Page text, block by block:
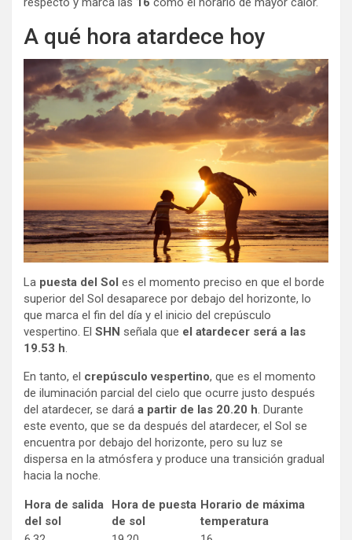
A qué hora atardece hoy
La puesta del Sol es el momento preciso en que el borde
superior del Sol desaparece por debajo del horizonte, lo
que marca el fin del día y el inicio del crepúsculo
vespertino. El SHN señala que el atardecer será a las
19.53 h.
En tanto, el crepúsculo vespertino, que es el momento
de iluminación parcial del cielo que ocurre justo después
del atardecer, se dará a partir de las 20.20 h. Durante
este evento, que se da después del atardecer, el Sol se
encuentra por debajo del horizonte, pero su luz se
dispersa en la atmósfera y produce una transición gradual
hacia la noche.
Hora de salida
del sol
Hora de puesta
de sol
Horario de máxima
temperatura